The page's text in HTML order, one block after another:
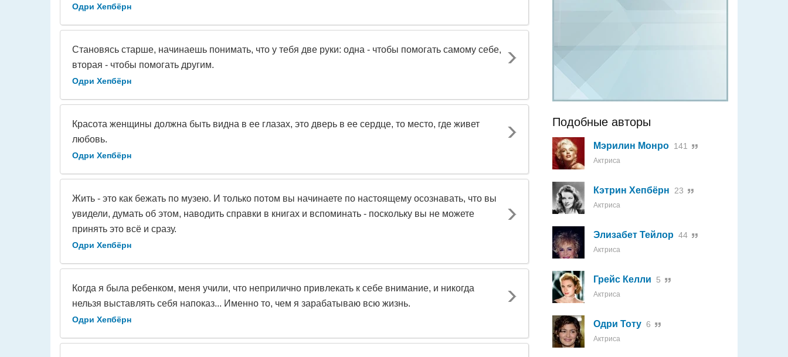
Одри Хепбёрн
Становясь старше, начинаешь понимать, что у тебя две руки: одна - чтобы помогать самому себе,
вторая - чтобы помогать другим.
Одри Хепбёрн
Красота женщины должна быть видна в ее глазах, это дверь в ее сердце, то место, где живет
любовь.
Одри Хепбёрн
Жить - это как бежать по музею. И только потом вы начинаете по настоящему осознавать, что вы
увидели, думать об этом, наводить справки в книгах и вспоминать - поскольку вы не можете
принять это всё и сразу.
Одри Хепбёрн
Когда я была ребенком, меня учили, что неприлично привлекать к себе внимание, и никогда
нельзя выставлять себя напоказ... Именно то, чем я зарабатываю всю жизнь.
Одри Хепбёрн
Подобные авторы
Мэрилин Монро 141
Актриса
Кэтрин Хепбёрн 23
Актриса
Элизабет Тейлор 44
Актриса
Грейс Келли 5
Актриса
Одри Тоту 6
Актриса